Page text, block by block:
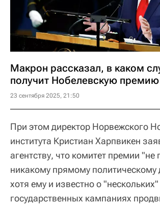
Макрон рассказал, в каком
получит Нобелевскую
23 сентября 2025, 21:50
При этом директор Норвежского
института Кристиан Харпвикен
агентству, что комитет премии "не
никакому прямому
хотя ему и известно о
государственных кампаниях